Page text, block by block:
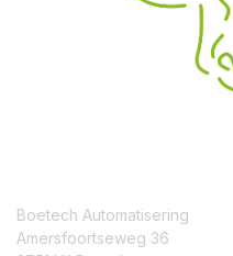
Boetech Automatisering
Amersfoortseweg 36